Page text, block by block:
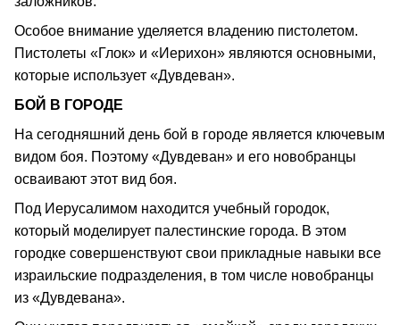
Особое внимание уделяется владению пистолетом.
Пистолеты «Глок» и «Иерихон» являются основными,
которые использует «Дувдеван».
БОЙ В ГОРОДЕ
На сегодняшний день бой в городе является ключевым
видом боя. Поэтому «Дувдеван» и его новобранцы
осваивают этот вид боя.
Под Иерусалимом находится учебный городок,
который моделирует палестинские города. В этом
городке совершенствуют свои прикладные навыки все
израильские подразделения, в том числе новобранцы
из «Дувдевана».